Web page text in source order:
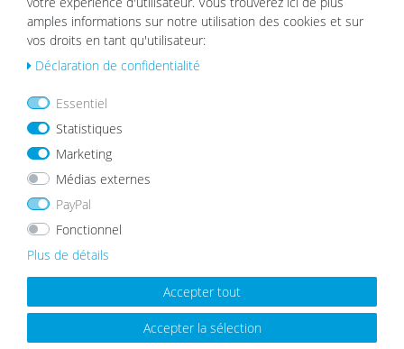
List
e de
hait
s
Lot de 2 Cadres Blanc Bois Massif 21x30 cm /
List
sou
s
List
e de
sou
hait
s
amples informations sur notre utilisation des cookies et sur
vos droits en tant qu'utilisateur:
Déclaration de confidentialité
Essentiel
Statistiques
Marketing
Médias externes
PayPal
Fonctionnel
Plus de détails
Accepter tout
Accepter la sélection